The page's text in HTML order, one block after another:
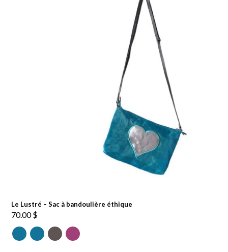
Le Lustré – Sac à bandoulière éthique
70.00$